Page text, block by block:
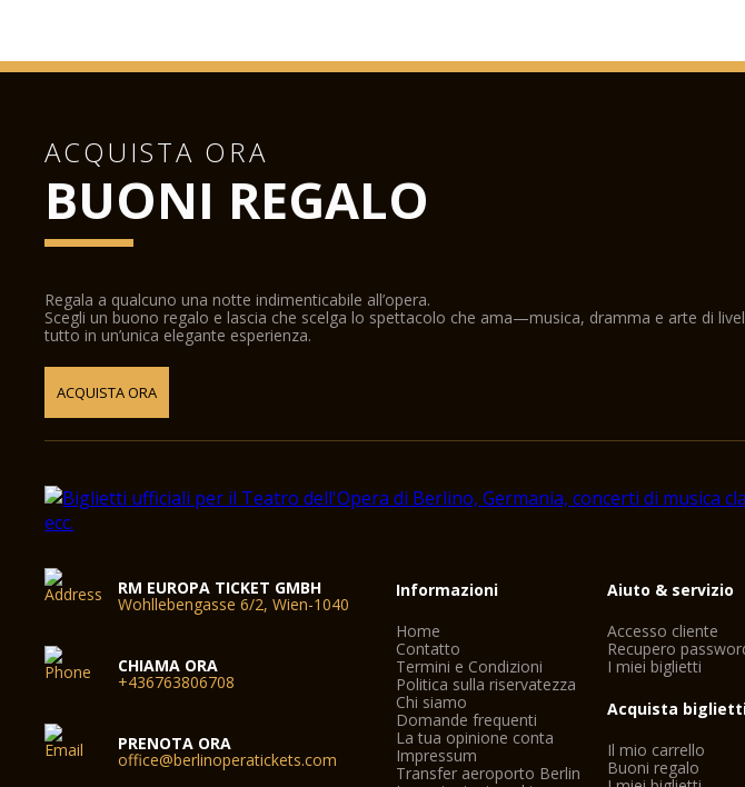
ACQUISTA ORA
BUONI REGALO
Regala a qualcuno una notte indimenticabile all’opera.
Scegli un buono regalo e lascia che scelga lo spettacolo che ama—musica, dramma e arte di
tutto in un’unica elegante esperienza.
ACQUISTA ORA
RM EUROPA TICKET GMBH
Wohllebengasse 6/2, Wien-1040
CHIAMA ORA
+436763806708
PRENOTA ORA
office@berlinoperatickets.com
Informazioni
Home
Contatto
Termini e Condizioni
Politica sulla riservatezza
Chi siamo
Domande frequenti
La tua opinione conta
Impressum
Transfer aeroporto Berlin
Aiuto & servizio
Accesso cliente
Recupero
I miei biglietti
Acquista
Il mio carrello
Buoni regalo